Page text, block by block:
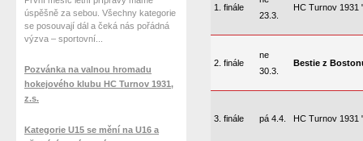
1. finále
23.3.
HC Turnov 1931
2. finále
ne
30.3.
Bestie z
3. finále pá 4.4. HC Turnov 1931
úspěšně za sebou. Všechny kategorie
se posouvají dál a čeká nás pořádná
výzva – sportovní...
Pozvánka na valnou hromadu
hokejového klubu HC Turnov 1931,
z.s.
Kategorie U15 se mění na U16 a